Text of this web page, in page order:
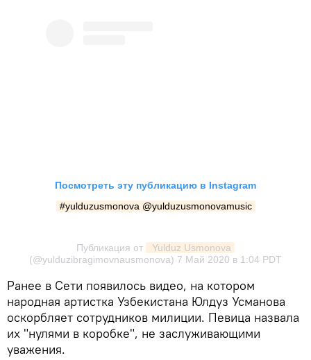
Посмотреть эту публикацию в Instagram
#yulduzusmonova @yulduzusmonovamusic
Публикация от
Yulduz Usmonova
(@yulduzibragimovnausmonova) 7 Май 2020 в 1:04 PDT
Ранее в Сети появилось видео, на котором
народная артистка Узбекистана Юлдуз Усманова
оскорбляет сотрудников милиции. Певица назвала
их "нулями в коробке", не заслуживающими
уважения.